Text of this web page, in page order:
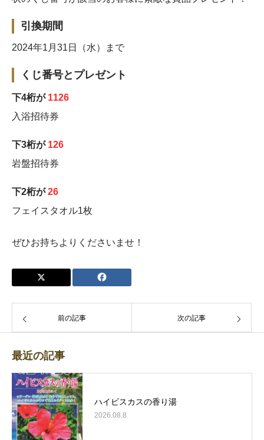
引換期間
2024年1月31日（水）まで
くじ番号とプレゼント
下4桁が 1126
入浴招待券
下3桁が 126
岩盤招待券
下2桁が26
フェイスタオル1枚
ぜひお持ちよりくださいませ！
前の記事 次の記事
最近の記事
ハイビスカスの香り湯
2026.08.8